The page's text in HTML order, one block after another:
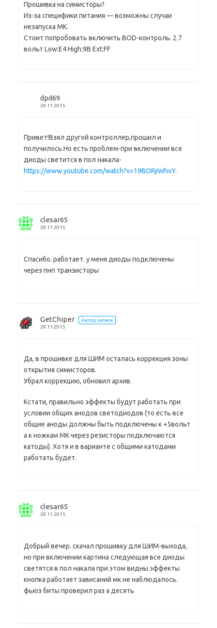
Прошивка на симисторы?
Из-за специфики питания — возможны случаи
незапуска МК.
Стоит попробовать включить BOD-контроль. 2.7
вольт Low:E4 High:9B Ext:FF
dpd69
29.11.2015
Привет!Взял другой контроллер,прошил и
получилось.Но есть проблем-при включении все
диоды светится в пол накала-
https://www.youtube.com/watch?v=19BORjiWhvY.
clesar65
29.11.2015
Спасибо. работает. у меня диоды подключены
через пнп транзисторы
GetChiper
Автор записи
29.11.2015
Да, в прошивке для ШИМ осталась коррекция зоны
открытия симисторов.
Убрал коррекцию, обновил архив.
Кстати, правильно эффекты будут работать при
условии общих анодов светодиодов (то есть все
общие аноды должны быть подключены к +5вольт
а к ножкам МК через резисторы подключаются
катоды). Хотя и в варианте с общими катодами
работать будет.
clesar65
29.11.2015
Добрый вечер. скачал прошивку для ШИМ-выхода,
но при включении картина следующая все диоды
светятся в пол накала при этом видны эффекты
кнопка работает зависаний мк не наблюдалось.
фьюз биты проверил раз а десять